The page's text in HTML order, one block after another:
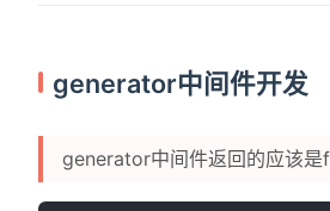
generator中间件开发
generator中间件返回的应该